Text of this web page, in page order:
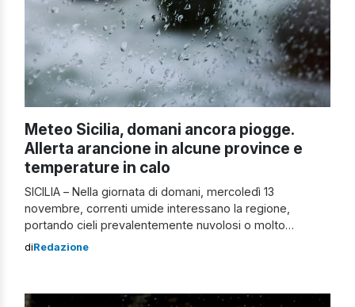
Meteo Sicilia, domani ancora piogge.
Allerta arancione in alcune province e
temperature in calo
SICILIA – Nella giornata di domani, mercoledì 13
novembre, correnti umide interessano la regione,
portando cieli prevalentemente nuvolosi o molto
nuvolosi, con piogge e rovesci anche a carattere di
sindaci che hanno deciso di chiudere le scuole […]
diRedazione